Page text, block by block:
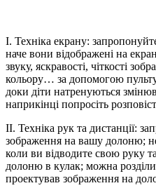
І. Техніка екрану:
наче вони відображені на
звуку, яскравості, чіткості
кольору… за допомогою
доки діти натренуються
наприкінці попросіть
ІІ. Техніка рук та дистанції:
зображення на вашу долоню;
коли ви відводите свою руку
долоню в кулак; можна
проектував зображення на